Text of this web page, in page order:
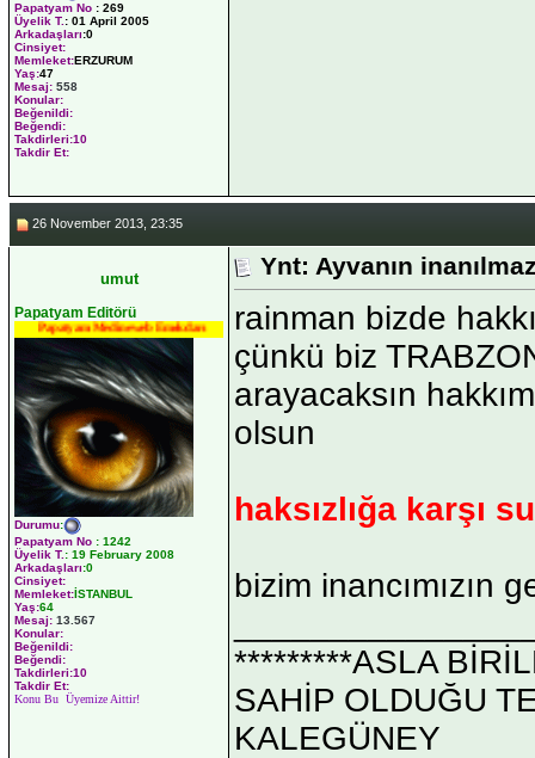
Papatyam No : 269
Üyelik T.: 01 April 2005
Arkadaşları:0
Cinsiyet:
Memleket:ERZURUM
Yaş:47
Mesaj: 558
Konular:
Beğenildi:
Beğendi:
Takdirleri:10
Takdir Et:
26 November 2013, 23:35
umut
Papatyam Editörü
Papatyam Medineweb Emekdarı
Durumu:
Papatyam No : 1242
Üyelik T.: 19 February 2008
Arkadaşları:0
Cinsiyet:
Memleket:İSTANBUL
Yaş:64
Mesaj: 13.567
Konular:
Beğenildi:
Beğendi:
Takdirleri:10
Takdir Et:
Konu Bu Üyemize Aittir!
Ynt: Ayvanın
rainman bizde
çünkü biz
arayacaksın
olsun
haksızlığa karşı
bizim inancımızın
*********ASLA
SAHİP OLDUĞU
KALEGÜNEY